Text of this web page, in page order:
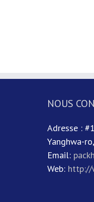
NOUS
Adresse :
Yanghwa-
Email:
Web: http://